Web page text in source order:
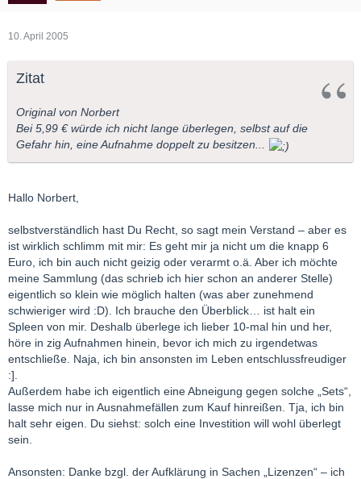
10. April 2005
Zitat
Original von Norbert
Bei 5,99 € würde ich nicht lange überlegen, selbst auf die
Gefahr hin, eine Aufnahme doppelt zu besitzen...
Hallo Norbert,
selbstverständlich hast Du Recht, so sagt mein Verstand – aber es
ist wirklich schlimm mit mir: Es geht mir ja nicht um die knapp 6
Euro, ich bin auch nicht geizig oder verarmt o.ä. Aber ich möchte
meine Sammlung (das schrieb ich hier schon an anderer Stelle)
eigentlich so klein wie möglich halten (was aber zunehmend
schwieriger wird :D). Ich brauche den Überblick… ist halt ein
Spleen von mir. Deshalb überlege ich lieber 10-mal hin und her,
höre in zig Aufnahmen hinein, bevor ich mich zu irgendetwas
entschließe. Naja, ich bin ansonsten im Leben entschlussfreudiger
:].
Außerdem habe ich eigentlich eine Abneigung gegen solche „Sets“,
lasse mich nur in Ausnahmefällen zum Kauf hinreißen. Tja, ich bin
halt sehr eigen. Du siehst: solch eine Investition will wohl überlegt
sein.
Ansonsten: Danke bzgl. der Aufklärung in Sachen „Lizenzen“ – ich